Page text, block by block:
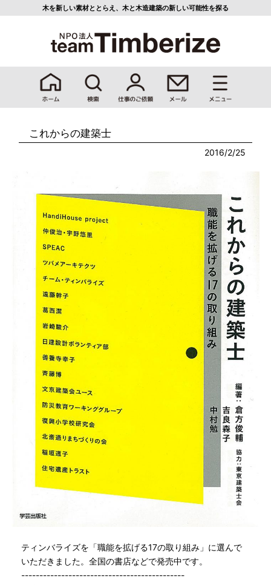
木を新しい素材ととらえ、 木と木造建築の新しい可能性を探る
これからの建築士
2016/2/25
ティンバライズを「職能を拡げる17の取り組み」に選んで
いただきました。全国の書店などで発売中です。
---------------------------------------------